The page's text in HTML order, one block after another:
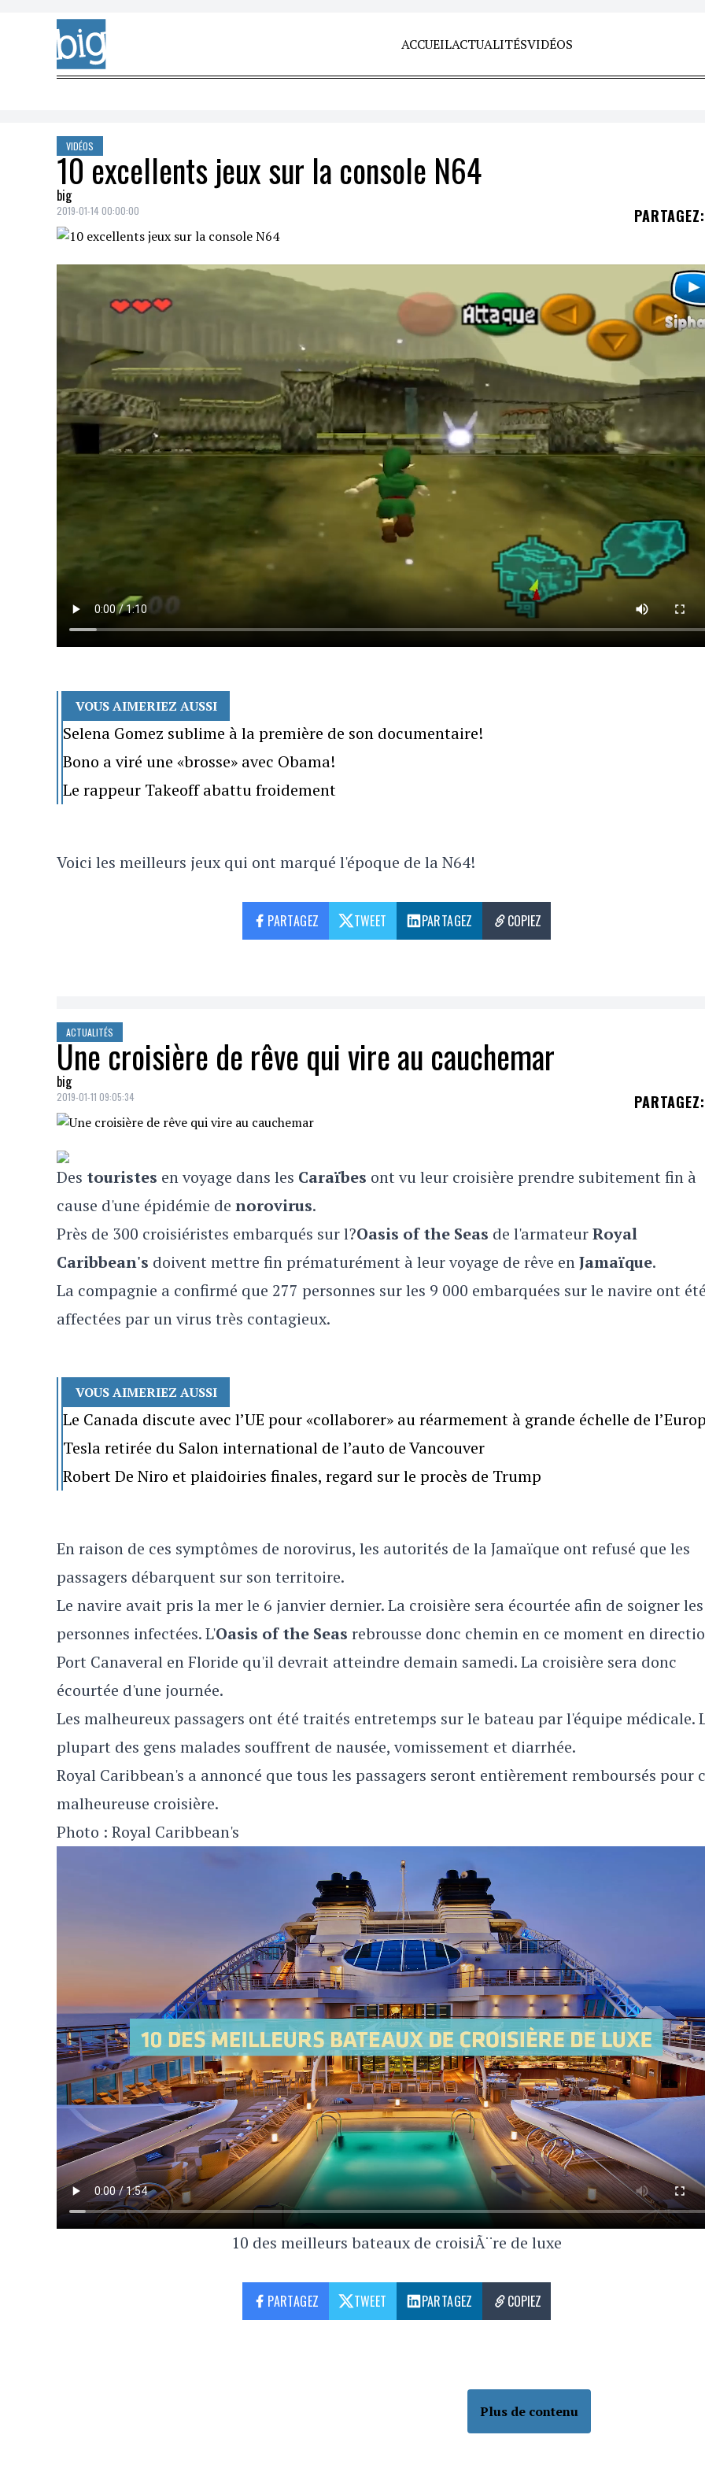
Skip to content
ACCUEILACTUALITÉSVIDÉOS
VIDÉOS
10 excellents jeux sur la console N64
big
2019-01-14 00:00:00 PARTAGEZ:
VOUS AIMERIEZ AUSSI
Selena Gomez sublime à la première de son documentaire!
Bono a viré une «brosse» avec Obama!
Le rappeur Takeoff abattu froidement
Voici les meilleurs jeux qui ont marqué l'époque de la N64!
PARTAGEZ TWEET PARTAGEZ COPIEZ
ACTUALITÉS
Une croisière de rêve qui vire au cauchemar
big
2019-01-11 09:05:34 PARTAGEZ:
Des touristes en voyage dans les Caraïbes ont vu leur croisière prendre subitement fin à
cause d'une épidémie de norovirus.
Près de 300 croisiéristes embarqués sur l?Oasis of the Seas de l'armateurRoyal
Caribbean's doivent mettre fin prématurément à leur voyage de rêve enJamaïque.
La compagnie a confirmé que 277 personnes sur les 9 000 embarquées sur le navire ont
affectées par un virus très contagieux.
VOUS AIMERIEZ AUSSI
Le Canada discute avec l’UE pour «collaborer» au réarmement à grande échelle de
Tesla retirée du Salon international de l’auto de Vancouver
Robert De Niro et plaidoiries finales, regard sur le procès de Trump
En raison de ces symptômes de norovirus, les autorités de la Jamaïque ont refusé que les
passagers débarquent sur son territoire.
Le navire avait pris la mer le 6 janvier dernier. La croisière sera écourtée afin de soigner les
personnes infectées. L'Oasis of the Seas rebrousse donc chemin en ce moment en
Port Canaveral en Floride qu'il devrait atteindre demain samedi. La croisière sera donc
écourtée d'une journée.
Les malheureux passagers ont été traités entretemps sur le bateau par l'équipe médicale.
plupart des gens malades souffrent de nausée, vomissement et diarrhée.
Royal Caribbean's a annoncé que tous les passagers seront entièrement remboursés pour
malheureuse croisière.
Photo : Royal Caribbean's
10 des meilleurs bateaux de croisiÃ¨re de luxe
PARTAGEZ TWEET PARTAGEZ COPIEZ
Plus de contenu